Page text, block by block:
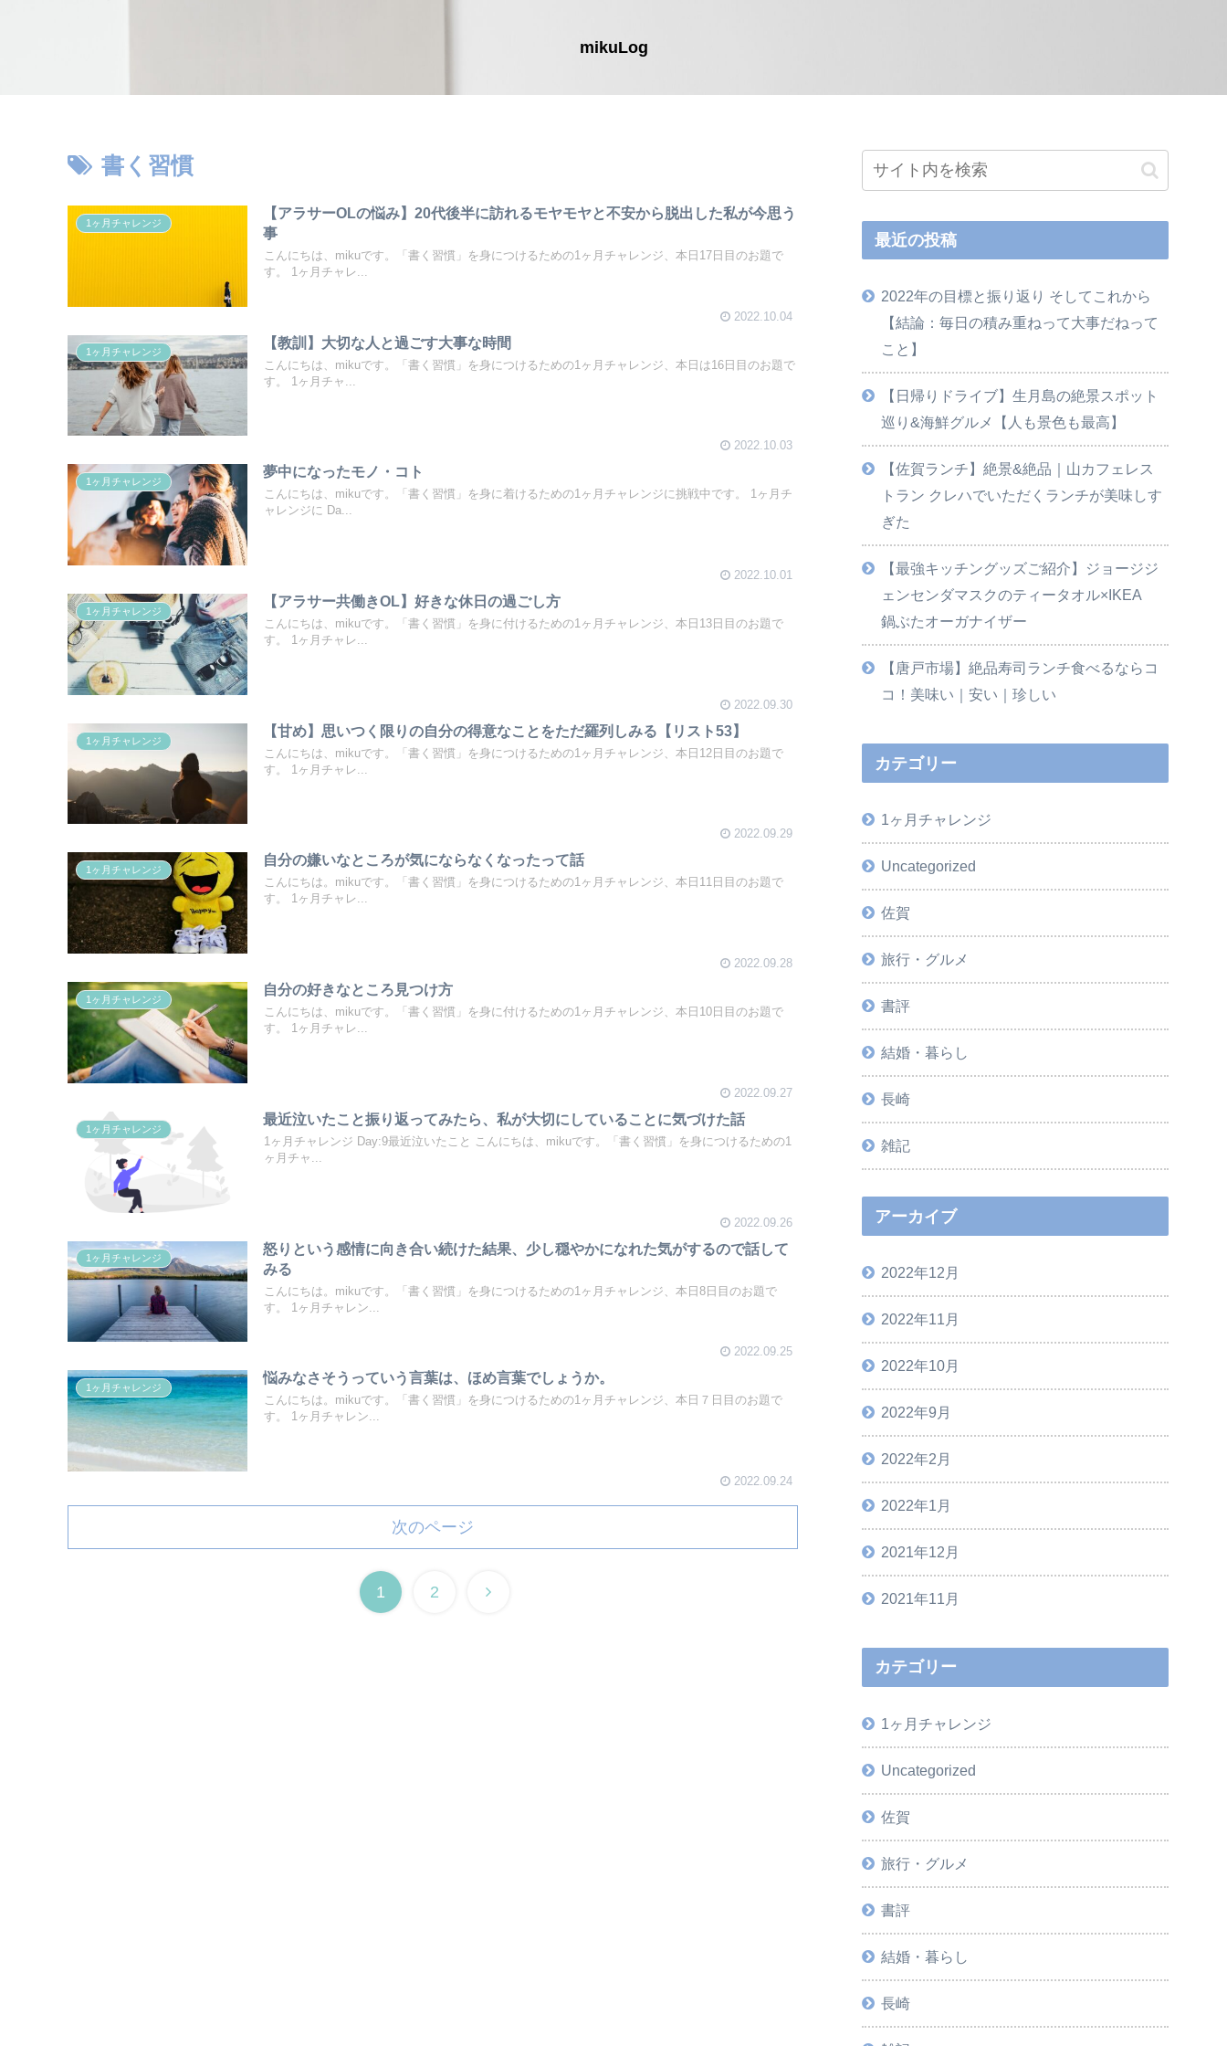
mikuLog
書く習慣
1ヶ月チャレンジ
【アラサーOLの悩み】20代後半に訪れるモヤモヤと不安から脱出した私が今思う
事
こんにちは、mikuです。「書く習慣」を身につけるための1ヶ月チャレンジ、本日17日目のお題で
す。 1ヶ月チャレ...
2022.10.04
1ヶ月チャレンジ
【教訓】大切な人と過ごす大事な時間
こんにちは、mikuです。「書く習慣」を身につけるための1ヶ月チャレンジ、本日は16日目のお題で
す。 1ヶ月チャ...
2022.10.03
1ヶ月チャレンジ
夢中になったモノ・コト
こんにちは、mikuです。「書く習慣」を身に着けるための1ヶ月チャレンジに挑戦中です。 1ヶ月チ
ャレンジに Da...
2022.10.01
1ヶ月チャレンジ
【アラサー共働きOL】好きな休日の過ごし方
こんにちは、mikuです。「書く習慣」を身に付けるための1ヶ月チャレンジ、本日13日目のお題で
す。 1ヶ月チャレ...
2022.09.30
1ヶ月チャレンジ
【甘め】思いつく限りの自分の得意なことをただ羅列しみる【リスト53】
こんにちは、mikuです。「書く習慣」を身につけるための1ヶ月チャレンジ、本日12日目のお題で
す。 1ヶ月チャレ...
2022.09.29
1ヶ月チャレンジ
自分の嫌いなところが気にならなくなったって話
こんにちは。mikuです。「書く習慣」を身につけるための1ヶ月チャレンジ、本日11日目のお題で
す。 1ヶ月チャレ...
2022.09.28
1ヶ月チャレンジ
自分の好きなところ見つけ方
こんにちは、mikuです。「書く習慣」を身に付けるための1ヶ月チャレンジ、本日10日目のお題で
す。 1ヶ月チャレ...
2022.09.27
1ヶ月チャレンジ
最近泣いたこと振り返ってみたら、私が大切にしていることに気づけた話
1ヶ月チャレンジ Day:9最近泣いたこと こんにちは、mikuです。「書く習慣」を身につけるための1
ヶ月チャ...
2022.09.26
1ヶ月チャレンジ
怒りという感情に向き合い続けた結果、少し穏やかになれた気がするので話して
みる
こんにちは。mikuです。「書く習慣」を身につけるための1ヶ月チャレンジ、本日8日目のお題で
す。 1ヶ月チャレン...
2022.09.25
1ヶ月チャレンジ
悩みなさそうっていう言葉は、ほめ言葉でしょうか。
こんにちは。mikuです。「書く習慣」を身につけるための1ヶ月チャレンジ、本日７日目のお題で
す。 1ヶ月チャレン...
2022.09.24
次のページ
1 2
最近の投稿
2022年の目標と振り返り そしてこれから
【結論：毎日の積み重ねって大事だねって
こと】
【日帰りドライブ】生月島の絶景スポット
巡り&海鮮グルメ【人も景色も最高】
【佐賀ランチ】絶景&絶品｜山カフェレス
トラン クレハでいただくランチが美味しす
ぎた
【最強キッチングッズご紹介】ジョージジ
ェンセンダマスクのティータオル×IKEA
鍋ぶたオーガナイザー
【唐戸市場】絶品寿司ランチ食べるならコ
コ！美味い｜安い｜珍しい
カテゴリー
1ヶ月チャレンジ
Uncategorized
佐賀
旅行・グルメ
書評
結婚・暮らし
長崎
雑記
アーカイブ
2022年12月
2022年11月
2022年10月
2022年9月
2022年2月
2022年1月
2021年12月
2021年11月
カテゴリー
1ヶ月チャレンジ
Uncategorized
佐賀
旅行・グルメ
書評
結婚・暮らし
長崎